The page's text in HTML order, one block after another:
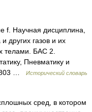
f. Научная дисциплина,
других газов и их
телами. БАС 2.
Пневматику и
…
Исторический словарь
сред, в котором